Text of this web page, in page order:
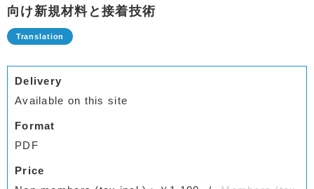
向け新規材料と接着技術
Delivery
Available on this site
Format
PDF
Price